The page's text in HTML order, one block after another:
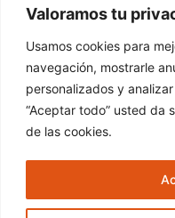
Valoramos tu
Usamos cookies para
navegación, mostrarle
personalizados y
“Aceptar todo” usted da
de las cookies.
F
I